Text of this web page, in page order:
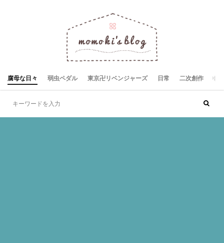
腐母な日々 弱虫ペダル 東京卍リベンジャーズ 日常 二次創作 お